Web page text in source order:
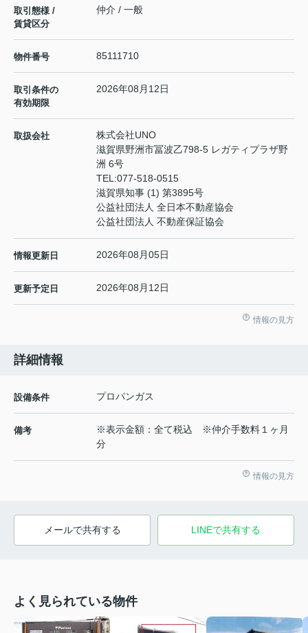
取引態様 /
賃貸区分
仲介 / 一般
物件番号 85111710
取引条件の
有効期限
2026年08月12日
取扱会社
株式会社UNO
滋賀県野洲市冨波乙798-5 レガティプラザ野
洲 6号
TEL:077-518-0515
滋賀県知事 (1) 第3895号
公益社団法人 全日本不動産協会
公益社団法人 不動産保証協会
情報更新日 2026年08月05日
更新予定日 2026年08月12日
情報の見方
詳細情報
設備条件 プロパンガス
備考
※表示金額：全て税込 ※仲介手数料１ヶ月
分
情報の見方
メールで共有する LINEで共有する
よく見られている物件